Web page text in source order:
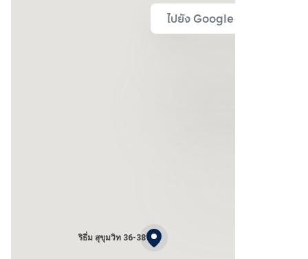
ไปยัง Google Map
ริธึ่ม สุขุมวิท 36-38